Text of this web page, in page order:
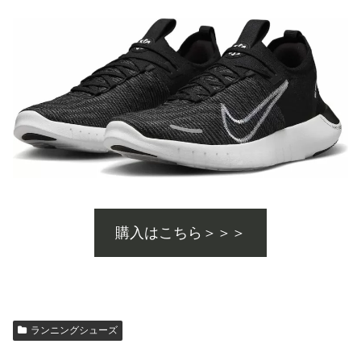
購入はこちら＞＞＞
ランニングシューズ